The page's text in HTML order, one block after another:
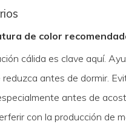
de color
cálida es clave aquí.
reduzca antes de dormir.
antes de
con la producción de